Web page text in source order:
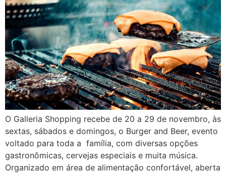
O Galleria Shopping recebe de 20 a 29 de novembro, às
sextas, sábados e domingos, o Burger and Beer, evento
voltado para toda a família, com diversas opções
gastronômicas, cervejas especiais e muita música.
Organizado em área de alimentação confortável, aberta